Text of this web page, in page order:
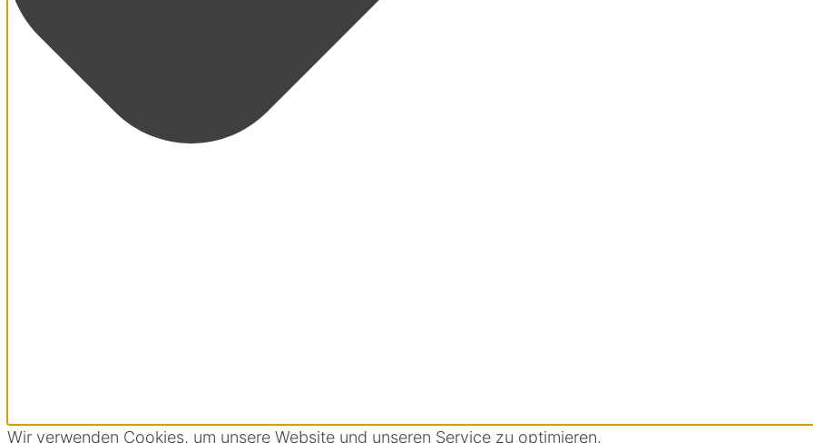
Wir verwenden Cookies, um unsere Website und unseren Service zu optimieren.